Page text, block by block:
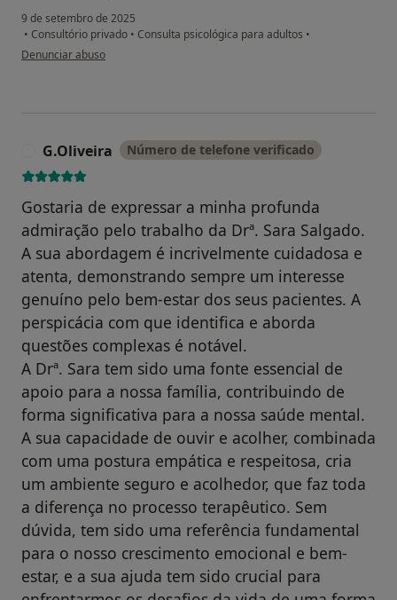
9 de setembro de 2025
• Consultório privado • Consulta psicológica para adultos •
na opinião do utilizador S.A.
Denunciar abuso
G.Oliveira Número de telefone verificado
Gostaria de expressar a minha profunda
admiração pelo trabalho da Drª. Sara Salgado.
A sua abordagem é incrivelmente cuidadosa e
atenta, demonstrando sempre um interesse
genuíno pelo bem-estar dos seus pacientes. A
perspicácia com que identifica e aborda
questões complexas é notável.
A Drª. Sara tem sido uma fonte essencial de
apoio para a nossa família, contribuindo de
forma significativa para a nossa saúde mental.
A sua capacidade de ouvir e acolher, combinada
com uma postura empática e respeitosa, cria
um ambiente seguro e acolhedor, que faz toda
a diferença no processo terapêutico. Sem
dúvida, tem sido uma referência fundamental
para o nosso crescimento emocional e bem-
estar, e a sua ajuda tem sido crucial para